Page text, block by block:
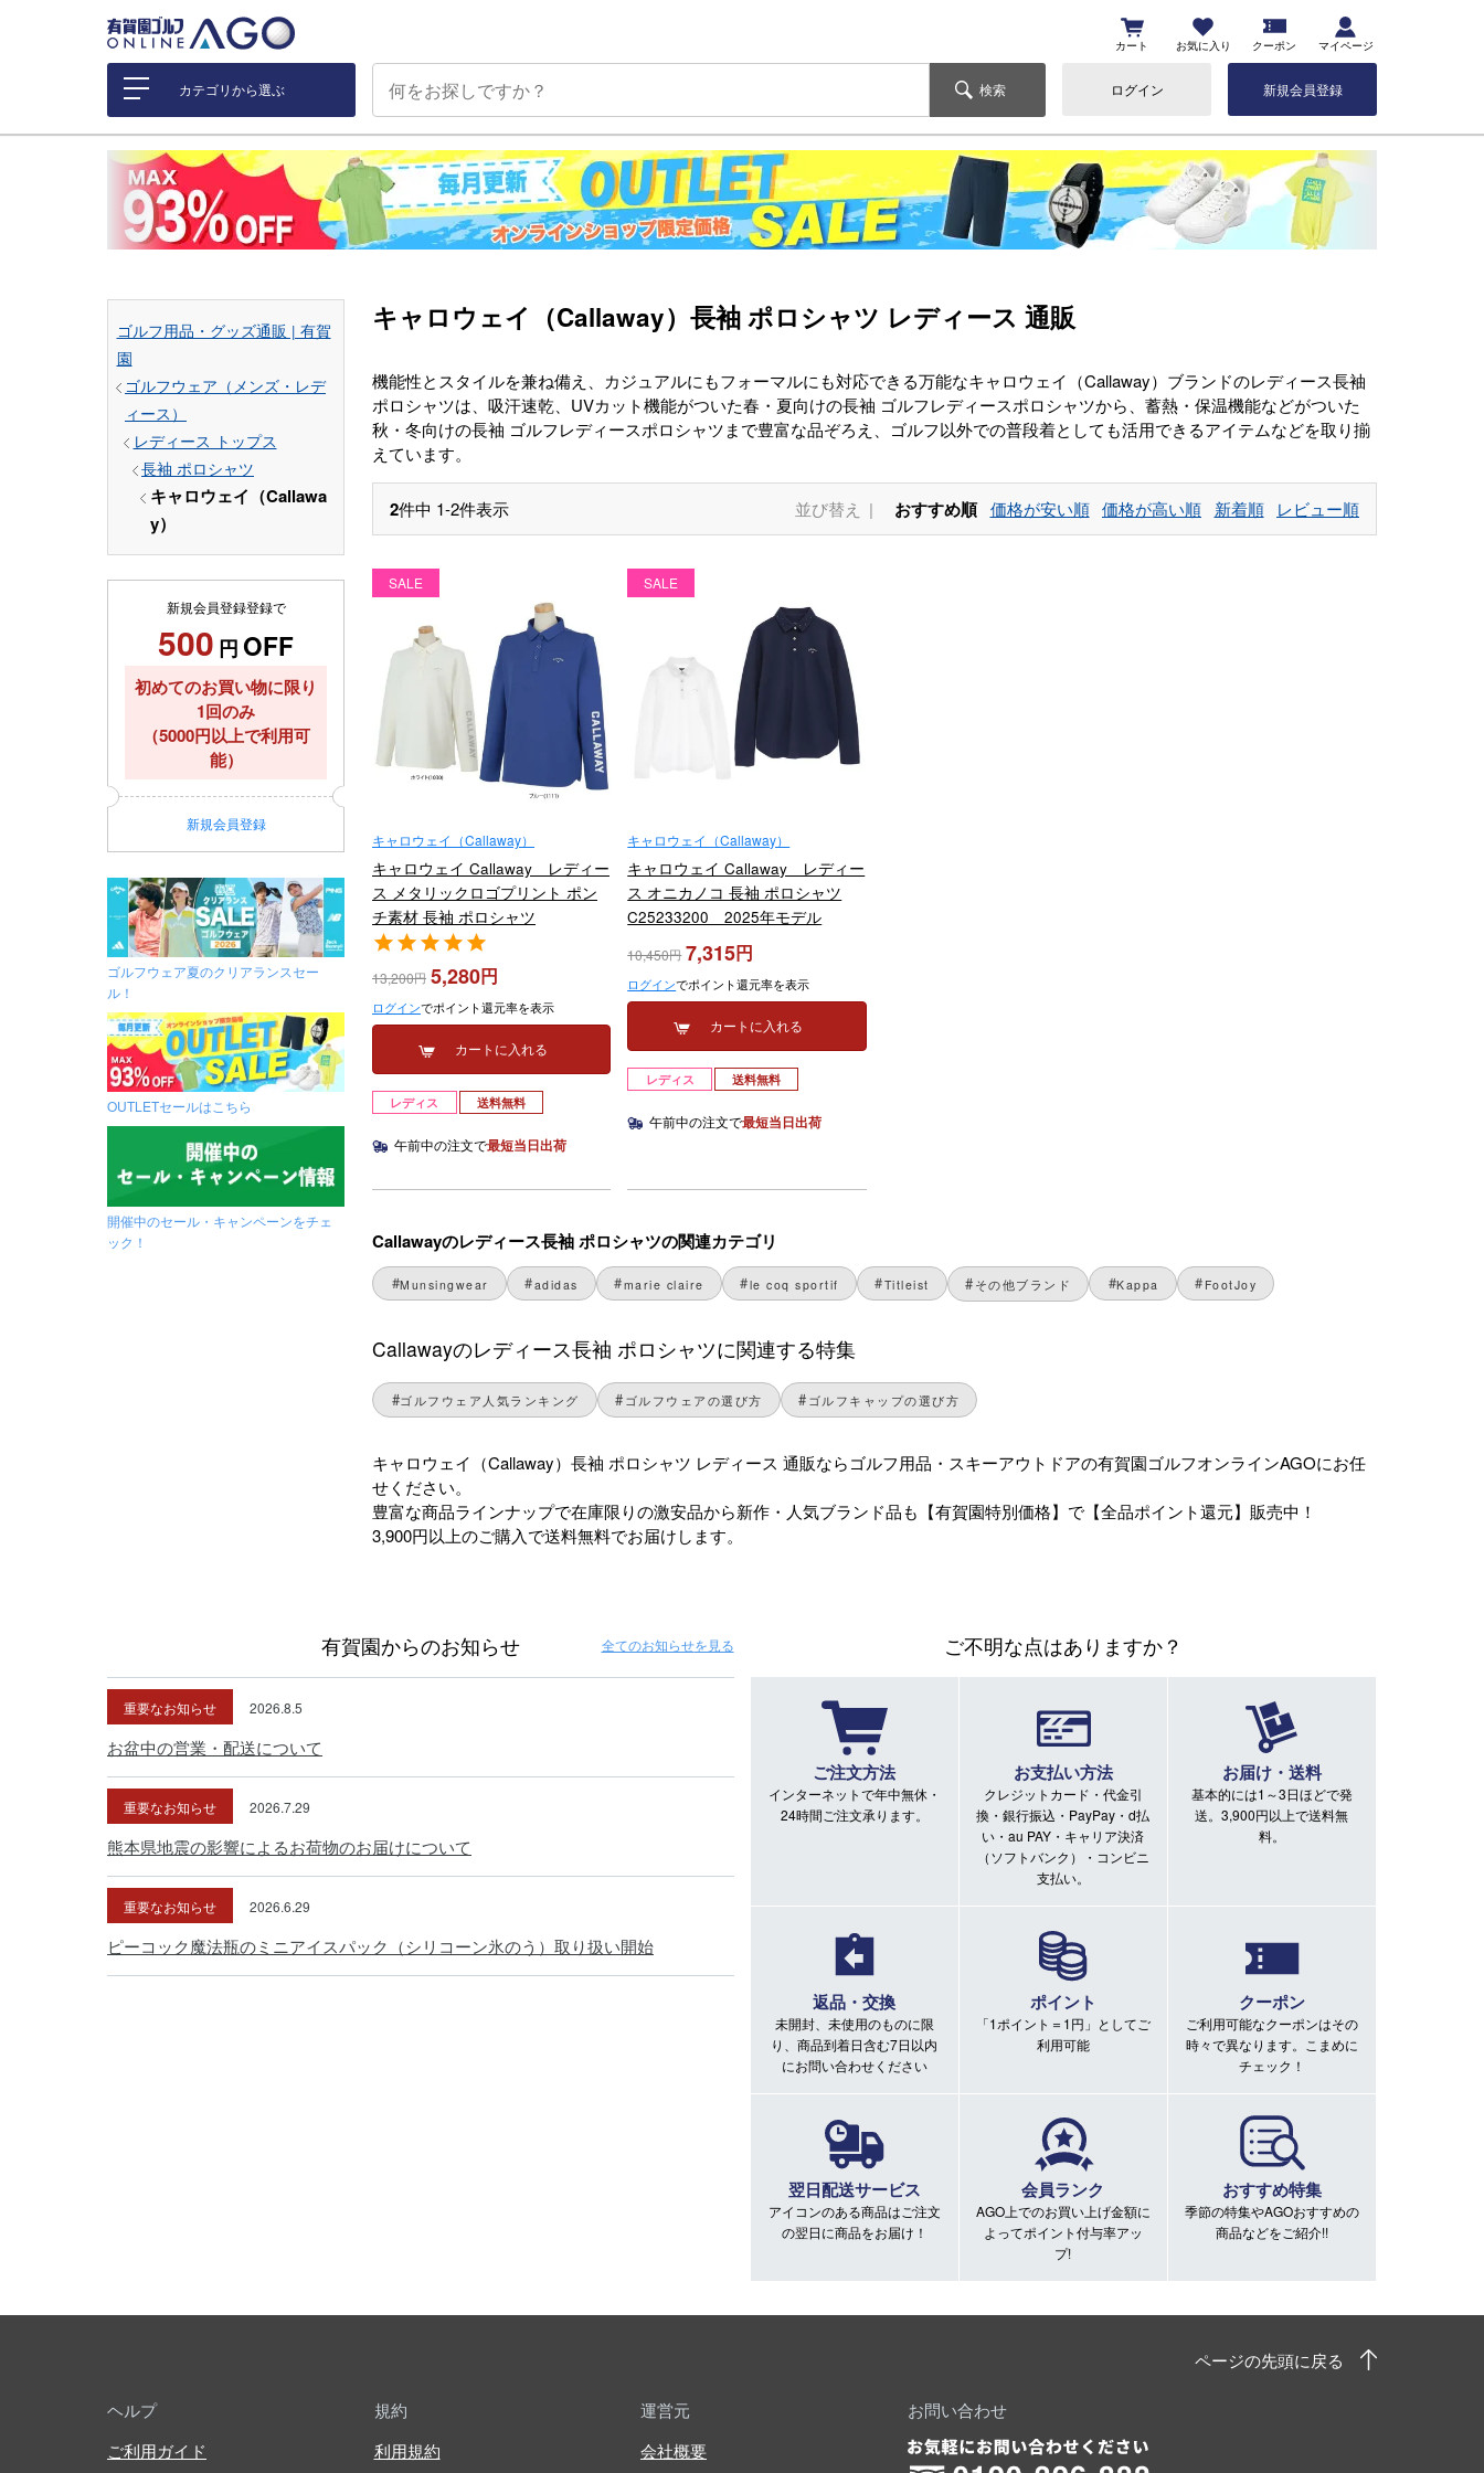
カート お気に入り クーポン マイページ
カテゴリから選ぶ 検索 ログイン 新規会員登録
ゴルフ用品・グッズ通販 | 有賀
園
ゴルフウェア（メンズ・レデ
ィース）
レディース トップス
長袖 ポロシャツ
キャロウェイ（Callawa
y）
新規会員登録登録で
500 円 OFF
初めてのお買い物に限り
1回のみ
（5000円以上で利用可
能）
新規会員登録
ゴルフウェア夏のクリアランスセー
ル！
OUTLETセールはこちら
開催中のセール・キャンペーンをチェ
ック！
キャロウェイ（Callaway）長袖 ポロシャツ レディース 通販
機能性とスタイルを兼ね備え、カジュアルにもフォーマルにも対応できる万能なキャロウェイ（Callaway）ブランドのレディース長袖
ポロシャツは、吸汗速乾、UVカット機能がついた春・夏向けの長袖 ゴルフレディースポロシャツから、蓄熱・保温機能などがついた
秋・冬向けの長袖 ゴルフレディースポロシャツまで豊富な品ぞろえ、ゴルフ以外での普段着としても活用できるアイテムなどを取り揃
えています。
並び替え おすすめ順 価格が安い順 価格が高い順 新着順 レビュー順
2件中 1-2件表示
SALE
キャロウェイ（Callaway）
キャロウェイ Callaway レディー
ス メタリックロゴプリント ポン
チ素材 長袖 ポロシャツ
C24233203 2024年モデル
13,200 5,280
ログインでポイント還元率を表示
カートに入れる
レディス 送料無料
午前中の注文で最短当日出荷
SALE
キャロウェイ（Callaway）
キャロウェイ Callaway レディー
ス オニカノコ 長袖 ポロシャツ
C25233200 2025年モデル
10,450 7,315
ログインでポイント還元率を表示
カートに入れる
レディス 送料無料
午前中の注文で最短当日出荷
Callawayのレディース長袖 ポロシャツの関連カテゴリ
Munsingwear adidas marie claire le coq sportif Titleist その他ブランド Kappa FootJoy
Callawayのレディース長袖 ポロシャツに関連する特集
ゴルフウェア人気ランキング ゴルフウェアの選び方 ゴルフキャップの選び方
キャロウェイ（Callaway）長袖 ポロシャツ レディース 通販ならゴルフ用品・スキーアウトドアの有賀園ゴルフオンラインAGOにお任
せください。
豊富な商品ラインナップで在庫限りの激安品から新作・人気ブランド品も【有賀園特別価格】で【全品ポイント還元】販売中！
3,900円以上のご購入で送料無料でお届けします。
有賀園からのお知らせ 全てのお知らせを見る
重要なお知らせ 2026.8.5
お盆中の営業・配送について
重要なお知らせ 2026.7.29
熊本県地震の影響によるお荷物のお届けについて
重要なお知らせ 2026.6.29
ピーコック魔法瓶のミニアイスパック（シリコーン氷のう）取り扱い開始
ご不明な点はありますか？
ご注文方法
インターネットで年中無休・
24時間ご注文承ります。
お支払い方法
クレジットカード・代金引
換・銀行振込・PayPay・d払
い・au PAY・キャリア決済
（ソフトバンク）・コンビニ
支払い。
お届け・送料
基本的には1～3日ほどで発
送。3,900円以上で送料無
料。
返品・交換
未開封、未使用のものに限
り、商品到着日含む7日以内
にお問い合わせください
ポイント
「1ポイント＝1円」としてご
利用可能
クーポン
ご利用可能なクーポンはその
時々で異なります。こまめに
チェック！
翌日配送サービス
アイコンのある商品はご注文
の翌日に商品をお届け！
会員ランク
AGO上でのお買い上げ金額に
よってポイント付与率アッ
プ!
おすすめ特集
季節の特集やAGOおすすめの
商品などをご紹介!!
ページの先頭に戻る
ヘルプ
ご利用ガイド
規約
利用規約
運営元
会社概要
お問い合わせ